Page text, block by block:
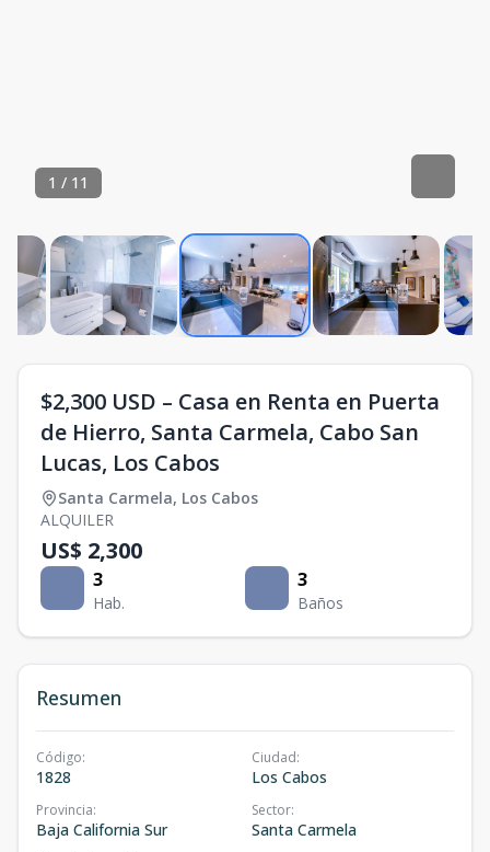
1 / 11
$2,300 USD – Casa en Renta en Puerta
de Hierro, Santa Carmela, Cabo San
Lucas, Los Cabos
Santa Carmela, Los Cabos
ALQUILER
US$ 2,300
3
Hab.
3
Baños
Resumen
Código:
1828
Ciudad:
Los Cabos
Provincia:
Baja California Sur
Sector:
Santa Carmela